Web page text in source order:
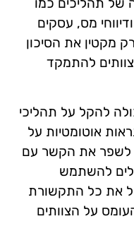
מס, עסקים
מקטין את הסיכון
להתמקד
להקל על תהליכי
אוטומטיות על
לשפר את הקשר עם
להשתמש
את כל התקשורת
על הצוותים